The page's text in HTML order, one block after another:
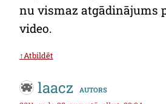
nu vismaz atgādinājums
video.
↑Atbildēt
laacz autors